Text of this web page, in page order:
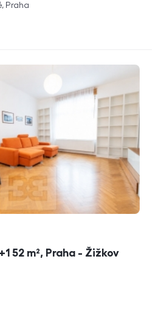
Praha
52 m², Praha - Žižkov